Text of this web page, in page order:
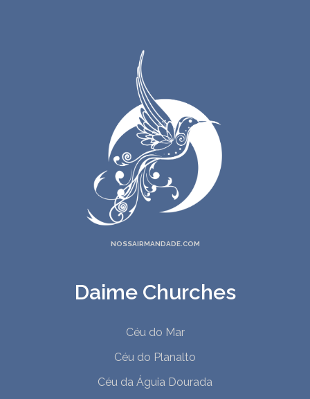
NOSSAIRMANDADE.COM
Daime Churches
Céu do Mar
Céu do Planalto
Céu da Águia Dourada